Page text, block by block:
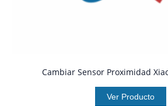
Cambiar Sensor Proximidad
Ver Producto